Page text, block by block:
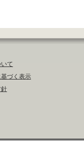
て
づく表示